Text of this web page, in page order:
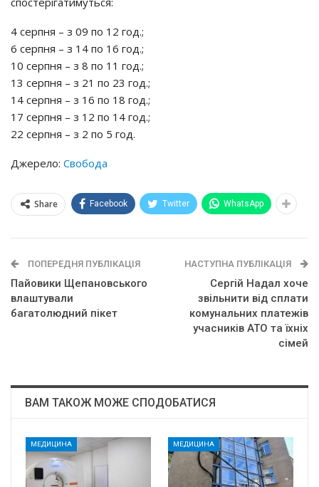
4 серпня – з 09 по 12 год.;
6 серпня – з 14 по 16 год.;
10 серпня – з 8 по 11 год.;
13 серпня – з 21 по 23 год.;
14 серпня – з 16 по 18 год.;
17 серпня – з 12 по 14 год.;
22 серпня – з 2 по 5 год.
Джерело: Свобода
Share Facebook Twitter WhatsApp
ПОПЕРЕДНЯ ПУБЛІКАЦІЯ
Пайовики Щепановського
влаштували
багатолюдний пікет
НАСТУПНА ПУБЛІКАЦІЯ
Сергій Надал хоче
звільнити від сплати
комунальних платежів
учасників АТО та їхніх
сімей
ВАМ ТАКОЖ МОЖЕ СПОДОБАТИСЯ
МЕДИЦИНА МЕДИЦИНА